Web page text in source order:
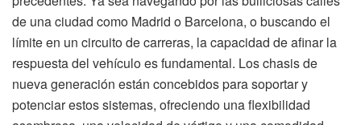
de una ciudad como Madrid o Barcelona, o buscando el
límite en un circuito de carreras, la capacidad de afinar la
respuesta del vehículo es fundamental. Los chasis de
nueva generación están concebidos para soportar y
potenciar estos sistemas, ofreciendo una flexibilidad